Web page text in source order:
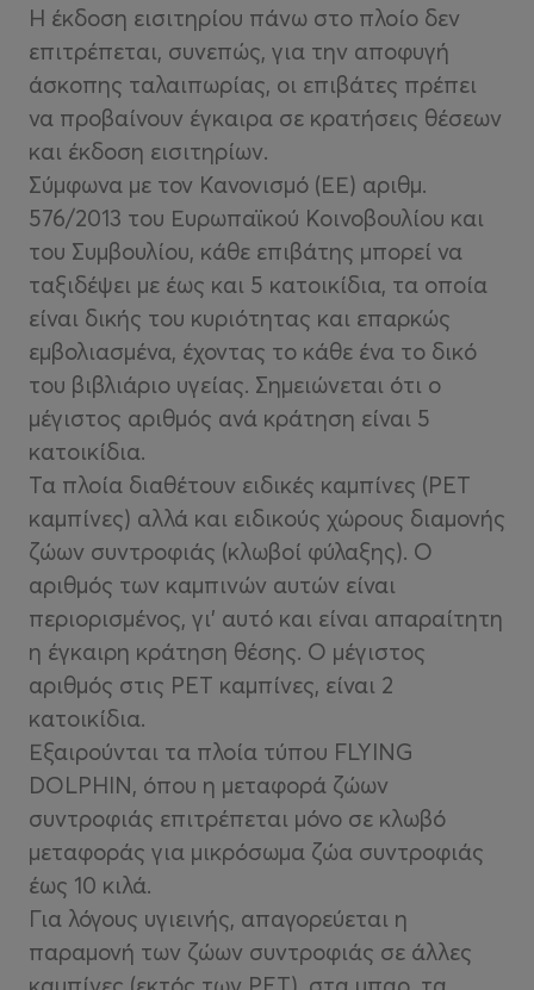
Η έκδοση εισιτηρίου πάνω στο πλοίο δεν
επιτρέπεται, συνεπώς, για την αποφυγή
άσκοπης ταλαιπωρίας, οι επιβάτες πρέπει
να προβαίνουν έγκαιρα σε κρατήσεις θέσεων
και έκδοση εισιτηρίων.
Σύμφωνα με τον Κανονισμό (ΕΕ) αριθμ.
576/2013 του Ευρωπαϊκού Κοινοβουλίου και
του Συμβουλίου, κάθε επιβάτης μπορεί να
ταξιδέψει με έως και 5 κατοικίδια, τα οποία
είναι δικής του κυριότητας και επαρκώς
εμβολιασμένα, έχοντας το κάθε ένα το δικό
του βιβλιάριο υγείας. Σημειώνεται ότι ο
μέγιστος αριθμός ανά κράτηση είναι 5
κατοικίδια.
Τα πλοία διαθέτουν ειδικές καμπίνες (PET
καμπίνες) αλλά και ειδικούς χώρους διαμονής
ζώων συντροφιάς (κλωβοί φύλαξης). Ο
αριθμός των καμπινών αυτών είναι
περιορισμένος, γι’ αυτό και είναι απαραίτητη
η έγκαιρη κράτηση θέσης. Ο μέγιστος
αριθμός στις PET καμπίνες, είναι 2
κατοικίδια.
Εξαιρούνται τα πλοία τύπου FLYING
DOLPHIN, όπου η μεταφορά ζώων
συντροφιάς επιτρέπεται μόνο σε κλωβό
μεταφοράς για μικρόσωμα ζώα συντροφιάς
έως 10 κιλά.
Για λόγους υγιεινής, απαγορεύεται η
παραμονή των ζώων συντροφιάς σε άλλες